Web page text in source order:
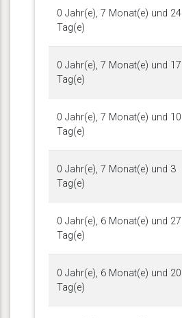
0 Jahr(e), 7 Monat(e) und 24
Tag(e)
0 Jahr(e), 7 Monat(e) und 17
Tag(e)
0 Jahr(e), 7 Monat(e) und 10
Tag(e)
0 Jahr(e), 7 Monat(e) und 3
Tag(e)
0 Jahr(e), 6 Monat(e) und 27
Tag(e)
0 Jahr(e), 6 Monat(e) und 20
Tag(e)